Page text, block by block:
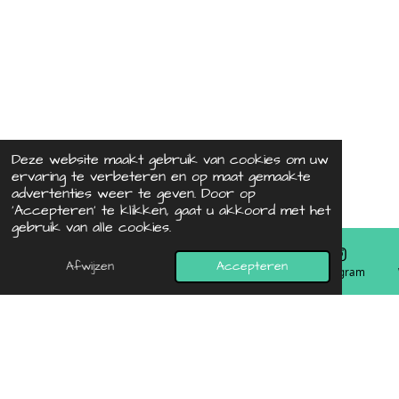
Deze website maakt gebruik van cookies om uw
ervaring te verbeteren en op maat gemaakte
advertenties weer te geven. Door op
‘Accepteren’ te klikken, gaat u akkoord met het
gebruik van alle cookies.
Afwijzen Accepteren
E-mailadres Kaart Instagram